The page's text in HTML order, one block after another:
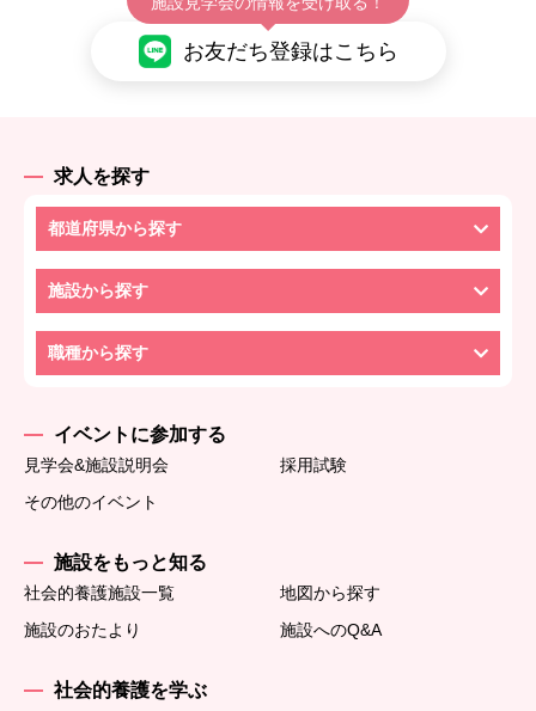
お友だち登録はこちら
求人を探す
都道府県から探す
施設から探す
職種から探す
イベントに参加する
見学会&施設説明会
採用試験
その他のイベント
施設をもっと知る
社会的養護施設一覧
地図から探す
施設のおたより
施設へのQ&A
社会的養護を学ぶ